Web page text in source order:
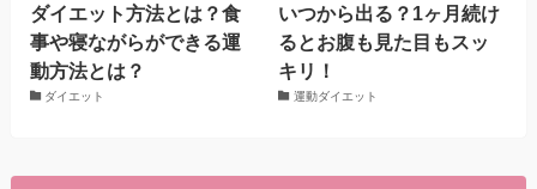
ダイエット方法とは？食
事や寝ながらができる運
動方法とは？
ダイエット
いつから出る？1ヶ月続け
るとお腹も見た目もスッ
キリ！
運動ダイエット